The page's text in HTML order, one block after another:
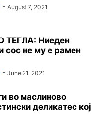
- August 7, 2021
ТЕГЛА: Ниеден
сос не му е рамен
- June 21, 2021
во маслиново
деликатес кој